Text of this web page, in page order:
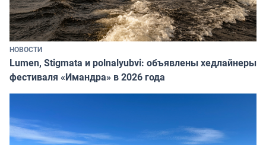
НОВОСТИ
Lumen, Stigmata и polnalyubvi: объявлены хедлайнеры
фестиваля «Имандра» в 2026 года